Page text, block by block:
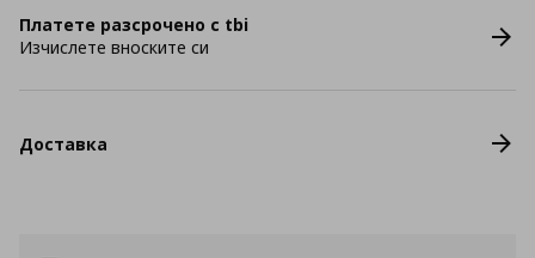
Платете разсрочено с tbi
Изчислете вноските си
Доставка